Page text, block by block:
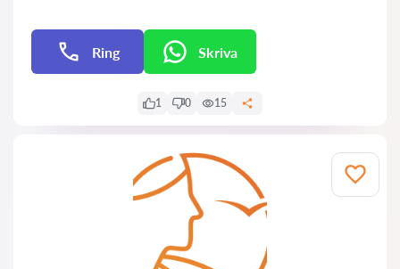
Ring Skriva
1 0 15